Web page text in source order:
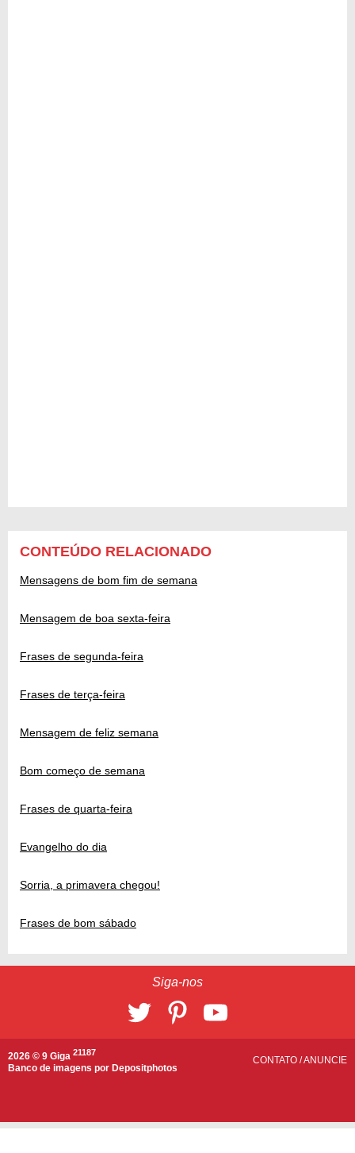
CONTEÚDO RELACIONADO
Mensagens de bom fim de semana
Mensagem de boa sexta-feira
Frases de segunda-feira
Frases de terça-feira
Mensagem de feliz semana
Bom começo de semana
Frases de quarta-feira
Evangelho do dia
Sorria, a primavera chegou!
Frases de bom sábado
Siga-nos
2026 © 9 Giga 21187
Banco de imagens por Depositphotos
CONTATO /ANUNCIE